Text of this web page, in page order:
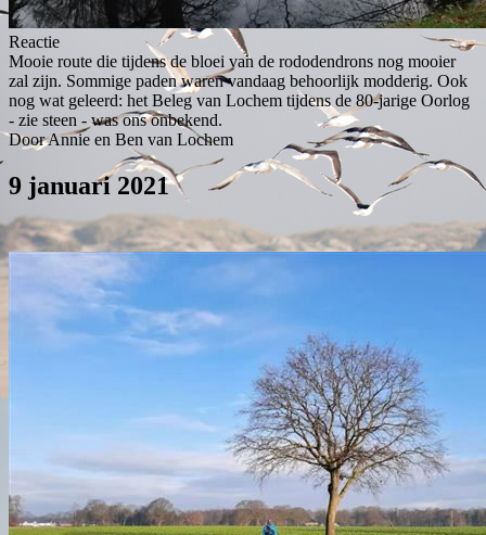
Reactie
Mooie route die tijdens de bloei van de rododendrons nog mooier
zal zijn. Sommige paden waren vandaag behoorlijk modderig. Ook
nog wat geleerd: het Beleg van Lochem tijdens de 80-jarige Oorlog
- zie steen - was ons onbekend.
Door Annie en Ben van Lochem
9 januari 2021